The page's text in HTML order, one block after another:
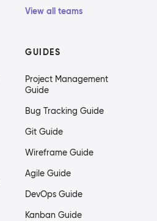
View all teams
GUIDES
Project Management
Guide
Bug Tracking Guide
Git Guide
Wireframe Guide
Agile Guide
DevOps Guide
Kanban Guide